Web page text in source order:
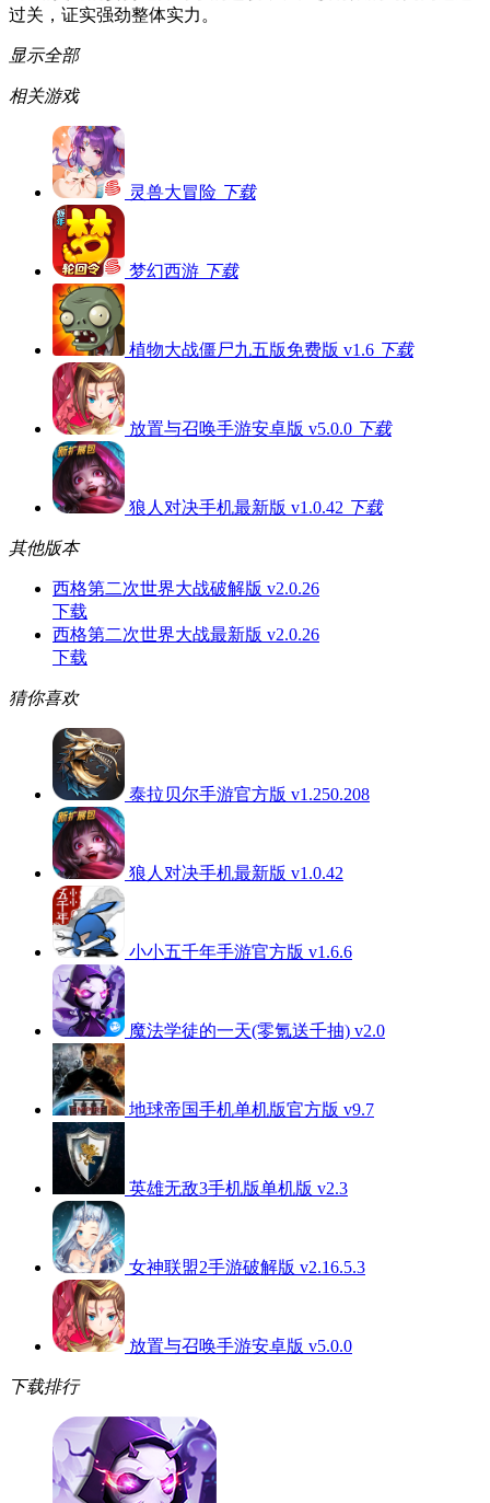
过关，证实强劲整体实力。
显示全部
相关游戏
灵兽大冒险 下载
梦幻西游 下载
植物大战僵尸九五版免费版 v1.6 下载
放置与召唤手游安卓版 v5.0.0 下载
狼人对决手机最新版 v1.0.42 下载
其他版本
西格第二次世界大战破解版 v2.0.26
下载
西格第二次世界大战最新版 v2.0.26
下载
猜你喜欢
泰拉贝尔手游官方版 v1.250.208
狼人对决手机最新版 v1.0.42
小小五千年手游官方版 v1.6.6
魔法学徒的一天(零氪送千抽) v2.0
地球帝国手机单机版官方版 v9.7
英雄无敌3手机版单机版 v2.3
女神联盟2手游破解版 v2.16.5.3
放置与召唤手游安卓版 v5.0.0
下载排行